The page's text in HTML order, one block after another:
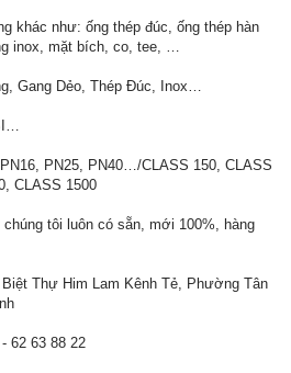
khác như: ống thép đúc, ống thép hàn
inox, mặt bích, co, tee, …
Gang Dẻo, Thép Đúc, Inox…
PN25, PN40…/CLASS 150, CLASS
CLASS 1500
tôi luôn có sẵn, mới 100%, hàng
Thự Him Lam Kênh Tẻ, Phường Tân
62 63 88 22